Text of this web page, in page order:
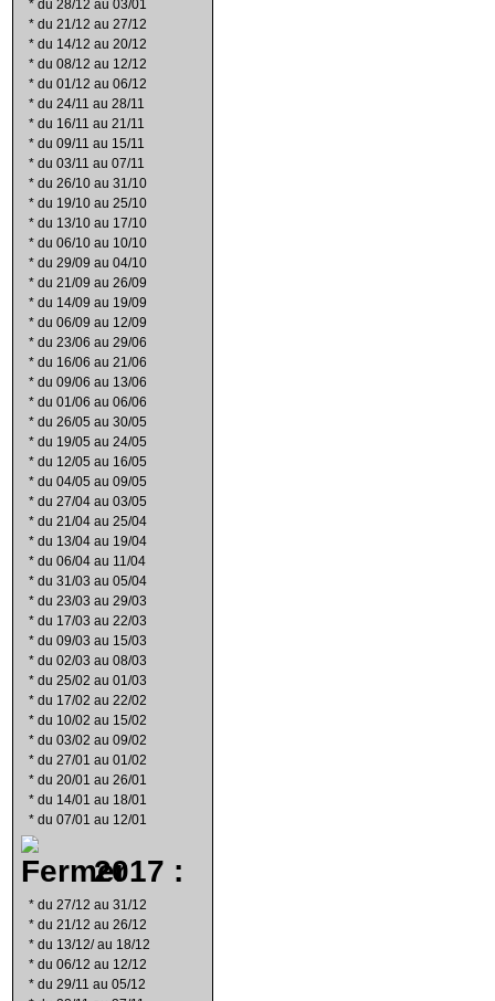
* du 28/12 au 03/01
* du 21/12 au 27/12
* du 14/12 au 20/12
* du 08/12 au 12/12
* du 01/12 au 06/12
* du 24/11 au 28/11
* du 16/11 au 21/11
* du 09/11 au 15/11
* du 03/11 au 07/11
* du 26/10 au 31/10
* du 19/10 au 25/10
* du 13/10 au 17/10
* du 06/10 au 10/10
* du 29/09 au 04/10
* du 21/09 au 26/09
* du 14/09 au 19/09
* du 06/09 au 12/09
* du 23/06 au 29/06
* du 16/06 au 21/06
* du 09/06 au 13/06
* du 01/06 au 06/06
* du 26/05 au 30/05
* du 19/05 au 24/05
* du 12/05 au 16/05
* du 04/05 au 09/05
* du 27/04 au 03/05
* du 21/04 au 25/04
* du 13/04 au 19/04
* du 06/04 au 11/04
* du 31/03 au 05/04
* du 23/03 au 29/03
* du 17/03 au 22/03
* du 09/03 au 15/03
* du 02/03 au 08/03
* du 25/02 au 01/03
* du 17/02 au 22/02
* du 10/02 au 15/02
* du 03/02 au 09/02
* du 27/01 au 01/02
* du 20/01 au 26/01
* du 14/01 au 18/01
* du 07/01 au 12/01
2017 :
* du 27/12 au 31/12
* du 21/12 au 26/12
* du 13/12/ au 18/12
* du 06/12 au 12/12
* du 29/11 au 05/12